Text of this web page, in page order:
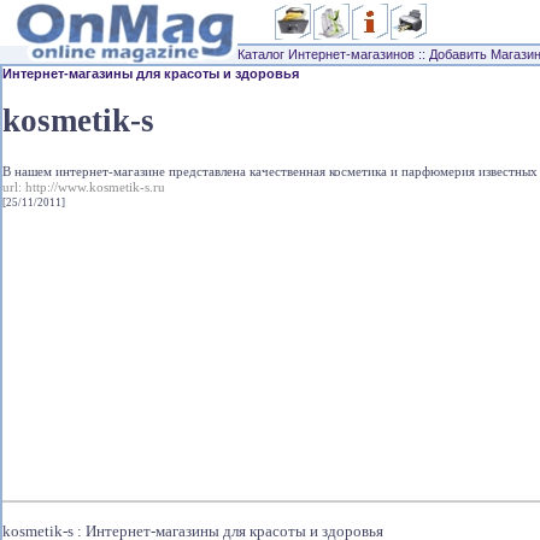
Каталог Интернет-магазинов :: Добавить Магазин
Интернет-магазины для красоты и здоровья
kosmetik-s
В нашем интернет-магазине представлена качественная косметика и парфюмерия
url: http://www.kosmetik-s.ru
[25/11/2011]
kosmetik-s : Интернет-магазины для красоты и здоровья